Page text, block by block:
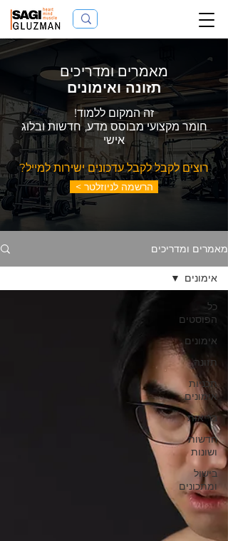
מאמרים ומדריכים
תזונה ואימונים
זה המקום ללמוד!
חומר מקצועי מבוסס מדע, חדשות ובלוג
אישי
רוצים לקבל לקבל עדכונים ישירות למייל?
< הרשמה לניוזלטר
מאמרים ומדריכים
כל
הפוסטים
אימונים
תזונה
תכניות
אימונים
בריאות
חדשות
ושונות
בישול
ומתכונים
אימונים